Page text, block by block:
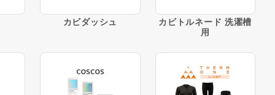
カビダッシュ
カビトルネード 洗濯槽
用